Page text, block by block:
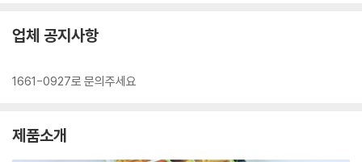
업체 공지사항
1661-0927로 문의주세요
제품소개